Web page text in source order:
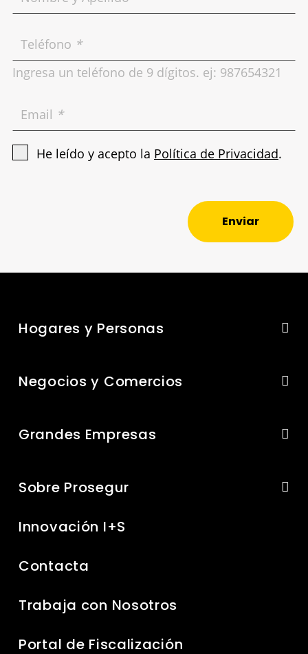
Teléfono *
Ingresa un teléfono de 9 dígitos. ej: 987654321
Email *
He leído y acepto la Política de Privacidad.
Enviar
Hogares y Personas
Negocios y Comercios
Grandes Empresas
Sobre Prosegur
Innovación I+S
Contacta
Trabaja con Nosotros
Portal de Fiscalización